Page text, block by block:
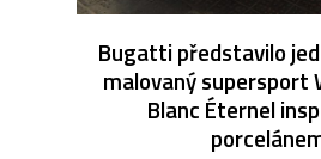
Bugatti představilo
malovaný supersport
Blanc Éternel